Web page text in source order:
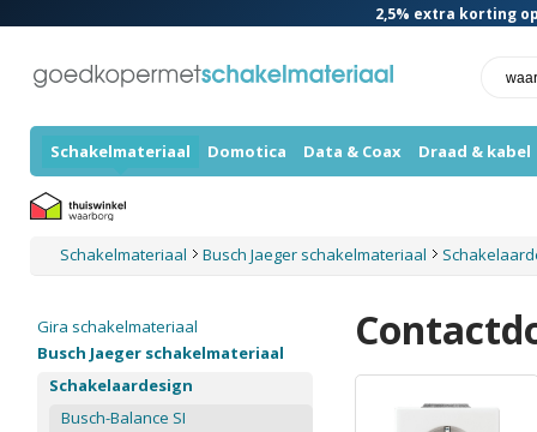
2,5% extra korting
Schakelmateriaal Domotica Data & Coax Draad & kabel
Schakelmateriaal Busch Jaeger schakelmateriaal
Gira schakelmateriaal
Busch Jaeger schakelmateriaal
Schakelaardesign
Busch-Balance SI